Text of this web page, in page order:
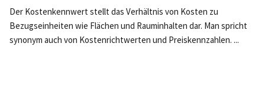
Der Kostenkennwert stellt das Verhältnis von Kosten zu
Bezugseinheiten wie Flächen und Rauminhalten dar. Man spricht
synonym auch von Kostenrichtwerten und Preiskennzahlen. ...